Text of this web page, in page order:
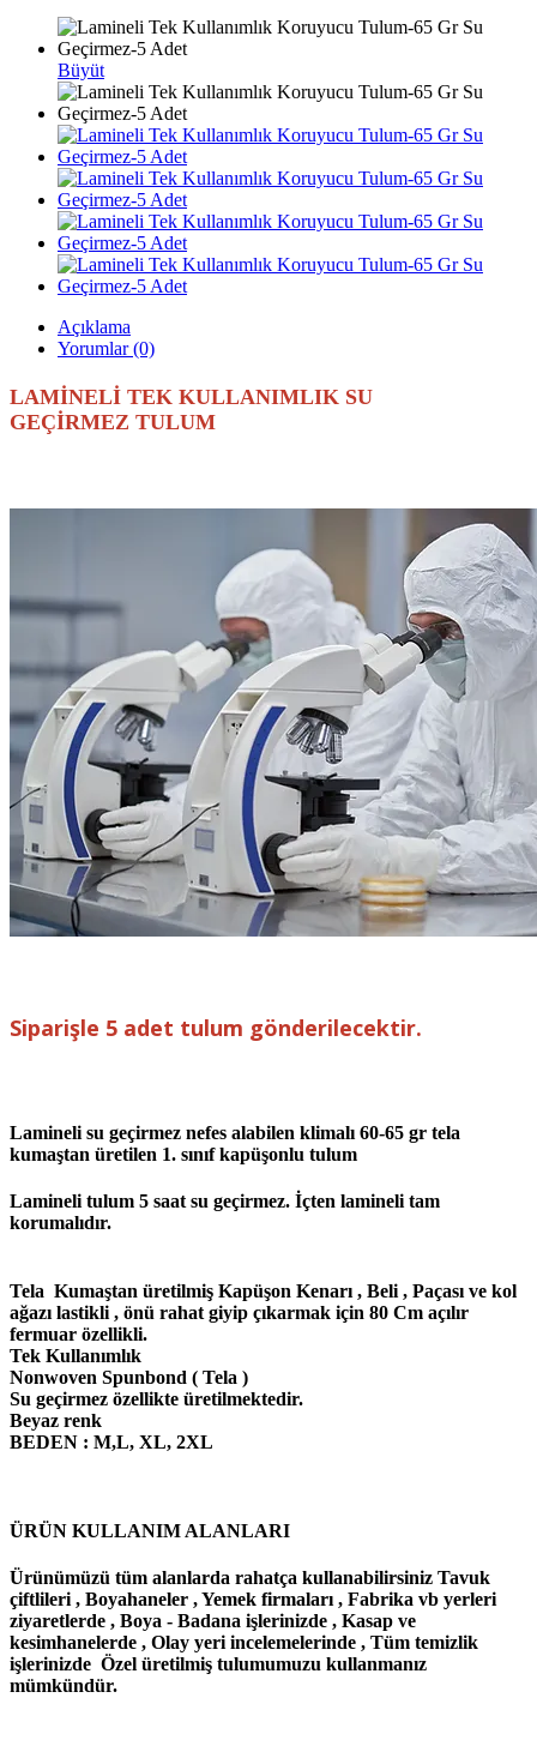
Büyüt
Açıklama
Yorumlar (0)
LAMİNELİ TEK KULLANIMLIK SU
GEÇİRMEZ TULUM
Siparişle 5 adet tulum gönderilecektir.
Lamineli su geçirmez nefes alabilen klimalı 60-65 gr tela
kumaştan üretilen 1. sınıf kapüşonlu tulum
Lamineli tulum 5 saat su geçirmez. İçten lamineli tam
korumalıdır.
Tela Kumaştan üretilmiş Kapüşon Kenarı , Beli , Paçası ve kol
ağazı lastikli , önü rahat giyip çıkarmak için 80 Cm açılır
fermuar özellikli.
Tek Kullanımlık
Nonwoven Spunbond ( Tela )
Su geçirmez özellikte üretilmektedir.
Beyaz renk
BEDEN : M,L, XL, 2XL
ÜRÜN KULLANIM ALANLARI
Ürünümüzü tüm alanlarda rahatça kullanabilirsiniz Tavuk
çiftlileri , Boyahaneler , Yemek firmaları , Fabrika vb yerleri
ziyaretlerde , Boya - Badana işlerinizde , Kasap ve
kesimhanelerde , Olay yeri incelemelerinde , Tüm temizlik
işlerinizde Özel üretilmiş tulumumuzu kullanmanız
mümkündür.